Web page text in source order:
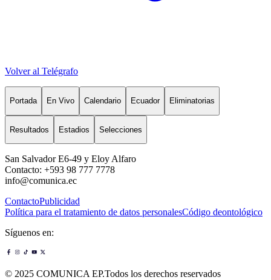
Volver al Telégrafo
Portada En Vivo Calendario Ecuador Eliminatorias
Resultados Estadios Selecciones
San Salvador E6-49 y Eloy Alfaro
Contacto: +593 98 777 7778
info@comunica.ec
ContactoPublicidad
Política para el tratamiento de datos personalesCódigo deontológico
Síguenos en:
© 2025 COMUNICA EP.Todos los derechos reservados